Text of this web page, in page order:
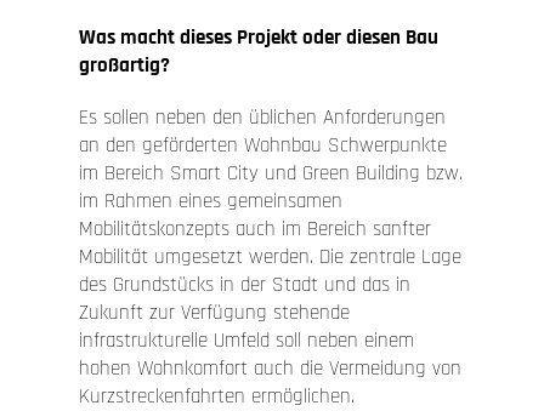
Was macht dieses Projekt oder diesen Bau
großartig?
Es sollen neben den üblichen Anforderungen
an den geförderten Wohnbau Schwerpunkte
im Bereich Smart City und Green Building bzw.
im Rahmen eines gemeinsamen
Mobilitätskonzepts auch im Bereich sanfter
Mobilität umgesetzt werden. Die zentrale Lage
des Grundstücks in der Stadt und das in
Zukunft zur Verfügung stehende
infrastrukturelle Umfeld soll neben einem
hohen Wohnkomfort auch die Vermeidung von
Kurzstreckenfahrten ermöglichen.